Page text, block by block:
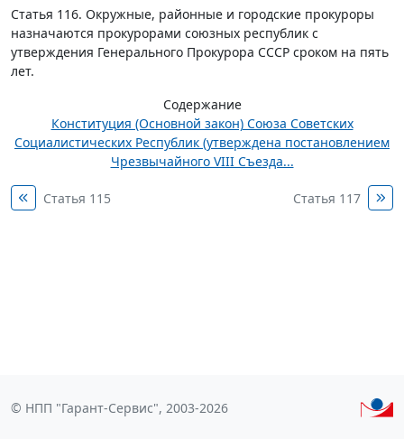
Статья 116. Окружные, районные и городские прокуроры
назначаются прокурорами союзных республик с
утверждения Генерального Прокурора СССР сроком на пять
лет.
Содержание
Конституция (Основной закон) Союза Советских
Социалистических Республик (утверждена постановлением
Чрезвычайного VIII Съезда...
Статья 115 Статья 117
© НПП "Гарант-Сервис", 2003-2026